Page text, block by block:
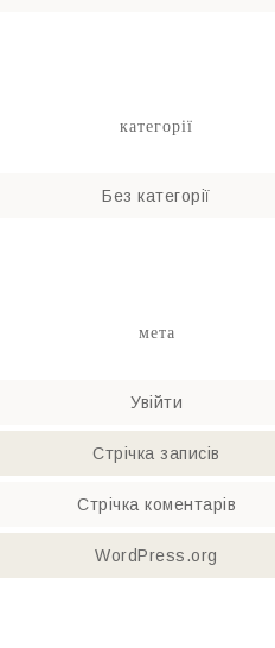
категорії
Без категорії
мета
Увійти
Стрічка записів
Стрічка коментарів
WordPress.org